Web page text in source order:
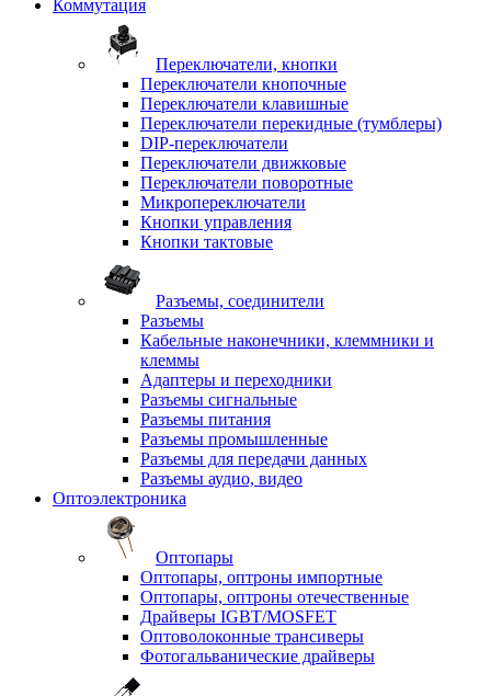
Коммутация
Переключатели, кнопки
Переключатели кнопочные
Переключатели клавишные
Переключатели перекидные (тумблеры)
DIP-переключатели
Переключатели движковые
Переключатели поворотные
Микропереключатели
Кнопки управления
Кнопки тактовые
Разъемы, соединители
Разъемы
Кабельные наконечники, клеммники и
клеммы
Адаптеры и переходники
Разъемы сигнальные
Разъемы питания
Разъемы промышленные
Разъемы для передачи данных
Разъемы аудио, видео
Оптоэлектроника
Оптопары
Оптопары, оптроны импортные
Оптопары, оптроны отечественные
Драйверы IGBT/MOSFET
Оптоволоконные трансиверы
Фотогальванические драйверы